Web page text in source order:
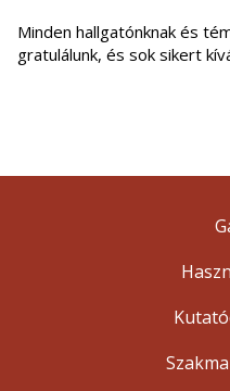
Minden hallgatónknak és
gratulálunk, és sok sikert